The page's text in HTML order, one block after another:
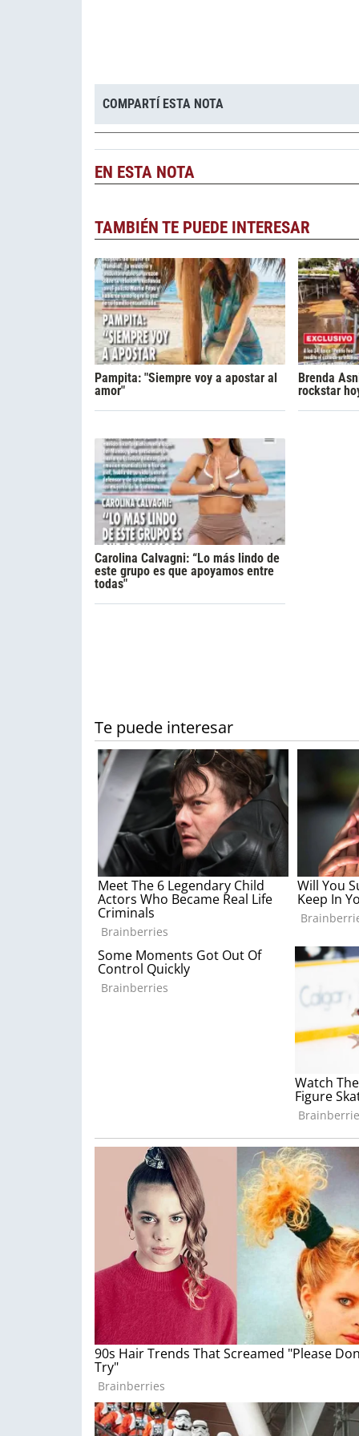
COMPARTÍ ESTA NOTA
EN ESTA NOTA
TAMBIÉN TE PUEDE INTERESAR
Pampita: "Siempre voy a apostar al
amor"
Brenda
rockstar
Carolina Calvagni: “Lo más lindo de
este grupo es que apoyamos entre
todas"